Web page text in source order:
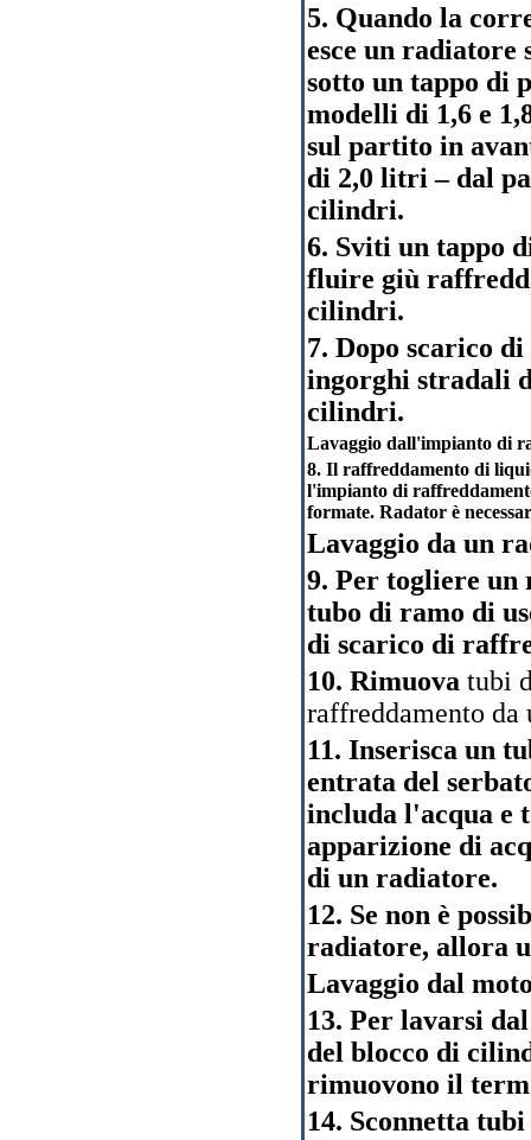
5. Quando la
esce un
sotto un tappo di
modelli di 1,6 e
sul partito in
di 2,0 litri – dal
cilindri.
6. Sviti un tappo
fluire giù
cilindri.
7. Dopo scarico
ingorghi stradali
cilindri.
Lavaggio dall'impianto di
8. Il raffreddamento di
l'impianto di
formate. Radator è
Lavaggio da un
9. Per togliere un
tubo di ramo di
di scarico di
10. Rimuova tubi
raffreddamento da
11. Inserisca un
entrata del
includa l'acqua e
apparizione di
di un radiatore.
12. Se non è
radiatore, allora
Lavaggio dal
13. Per lavarsi
del blocco di
rimuovono il
14. Sconnetta